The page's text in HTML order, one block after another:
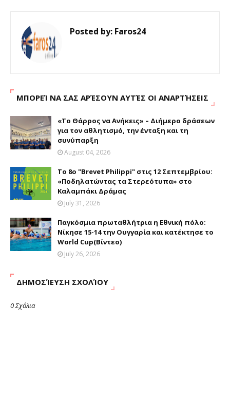
Posted by: Faros24
ΜΠΟΡΕΊ ΝΑ ΣΑΣ ΑΡΈΣΟΥΝ ΑΥΤΈΣ ΟΙ ΑΝΑΡΤΉΣΕΙΣ
«Το Θάρρος να Ανήκεις» – Διήμερο δράσεων
για τον αθλητισμό, την ένταξη και τη
συνύπαρξη
August 04, 2026
Το 8ο "Brevet Philippi" στις 12 Σεπτεμβρίου:
«Ποδηλατώντας τα Στερεότυπα» στο
Καλαμπάκι Δράμας
July 31, 2026
Παγκόσμια πρωταθλήτρια η Εθνική πόλο:
Νίκησε 15-14 την Ουγγαρία και κατέκτησε το
World Cup(Βίντεο)
July 26, 2026
ΔΗΜΟΣΊΕΥΣΗ ΣΧΟΛΊΟΥ
0 Σχόλια